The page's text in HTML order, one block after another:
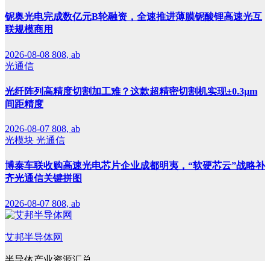
铌奥光电完成数亿元B轮融资，全速推进薄膜铌酸锂高速光互
联规模商用
2026-08-08 808, ab
光通信
光纤阵列高精度切割加工难？这款超精密切割机实现±0.3μm
间距精度
2026-08-07 808, ab
光模块 光通信
博泰车联收购高速光电芯片企业成都明夷，“软硬芯云”战略补
齐光通信关键拼图
2026-08-07 808, ab
艾邦半导体网